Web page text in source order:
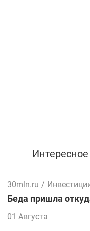
30mln.ru /
Беда пришла
01 Августа